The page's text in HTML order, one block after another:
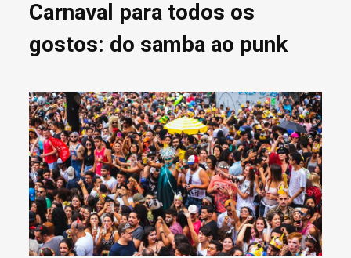
Carnaval para todos os
gostos: do samba ao punk